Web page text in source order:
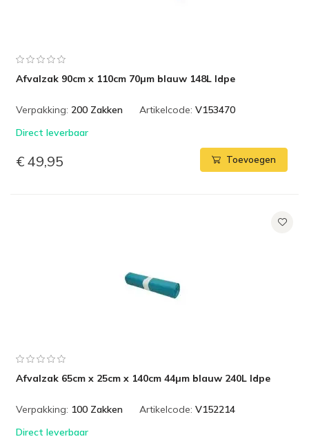
Afvalzak 90cm x 110cm 70µm blauw 148L ldpe
Verpakking: 200 Zakken Artikelcode: V153470
Direct leverbaar
€ 49,95 Toevoegen
Afvalzak 65cm x 25cm x 140cm 44µm blauw 240L ldpe
Verpakking: 100 Zakken Artikelcode: V152214
Direct leverbaar